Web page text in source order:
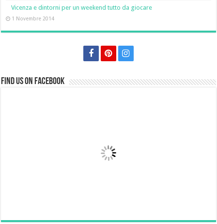
Vicenza e dintorni per un weekend tutto da giocare
1 Novembre 2014
Find us on Facebook